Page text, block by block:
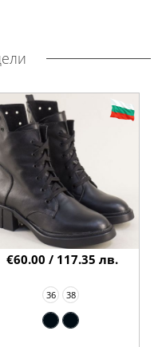
36 38
€60.00 / 117.35 лв.